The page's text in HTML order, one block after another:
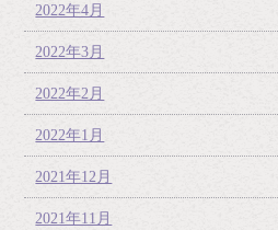
2022年4月
2022年3月
2022年2月
2022年1月
2021年12月
2021年11月